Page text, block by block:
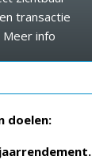
transactie
Meer info
doelen: